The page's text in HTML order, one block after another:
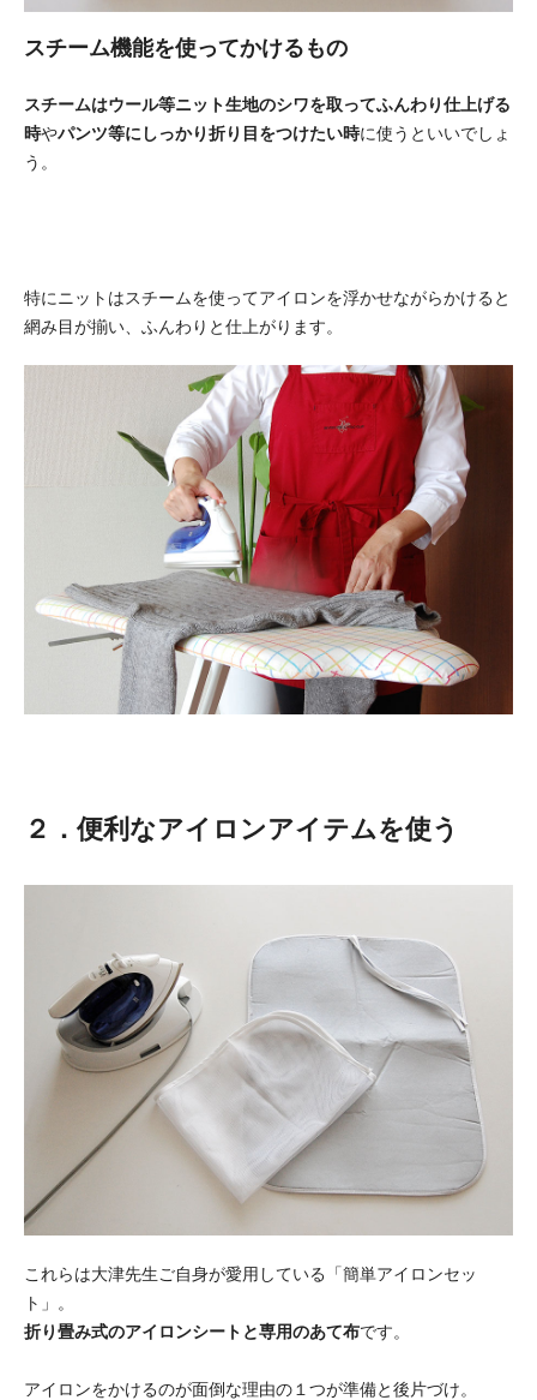
スチーム機能を使ってかけるもの
スチームはウール等ニット生地のシワを取ってふんわり仕上げる
時やパンツ等にしっかり折り目をつけたい時に使うといいでしょ
う。
特にニットはスチームを使ってアイロンを浮かせながらかけると
網み目が揃い、ふんわりと仕上がります。
２．便利なアイロンアイテムを使う
これらは大津先生ご自身が愛用している「簡単アイロンセッ
ト」。
折り畳み式のアイロンシートと専用のあて布です。
アイロンをかけるのが面倒な理由の１つが準備と後片づけ。